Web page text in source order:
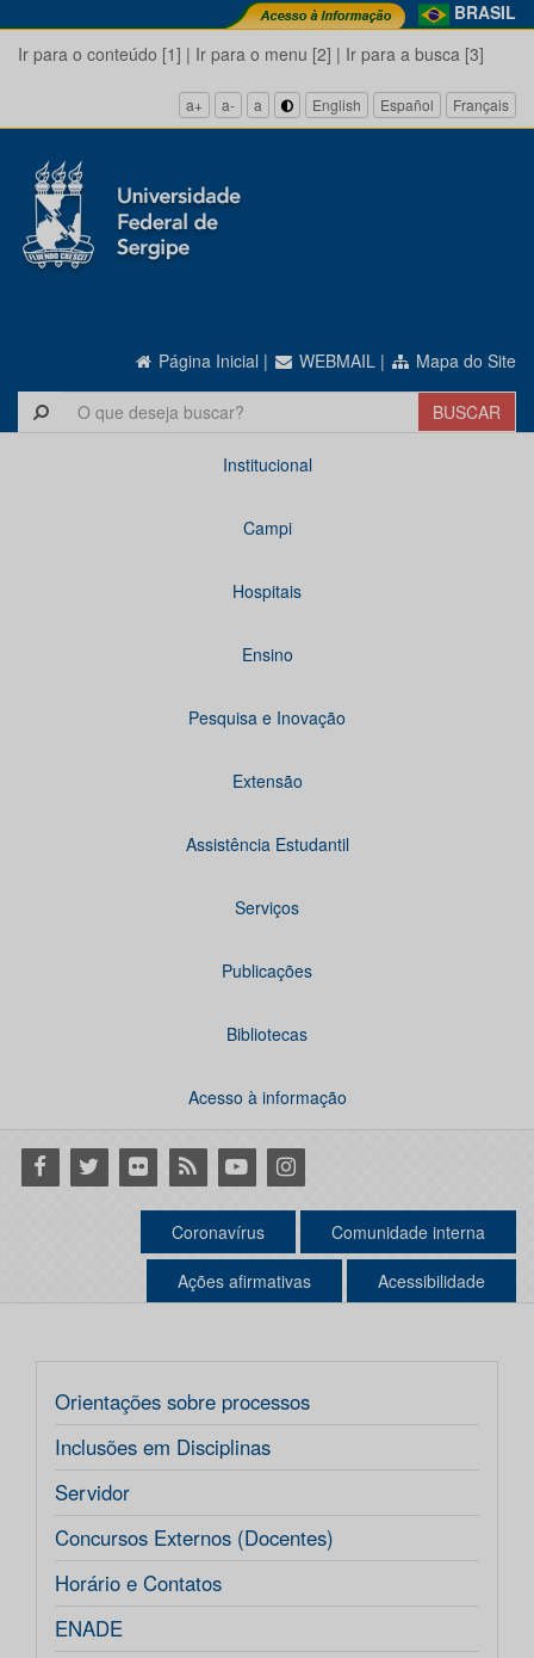
BRASIL
Ir para o conteúdo [1] | Ir para o menu [2] | Ir para a busca [3]
a+ a- a English Español Français
Página Inicial | WEBMAIL | Mapa do Site
Institucional
Campi
Hospitais
Ensino
Pesquisa e Inovação
Extensão
Assistência Estudantil
Serviços
Publicações
Bibliotecas
Acesso à informação
Facebook
Twitter Flickr RSS YoutubeInstagram
Coronavírus Comunidade interna
Ações afirmativas Acessibilidade
Orientações sobre processos
Inclusões em Disciplinas
Servidor
Concursos Externos (Docentes)
Horário e Contatos
ENADE